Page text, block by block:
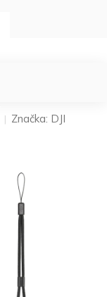
Značka: DJI